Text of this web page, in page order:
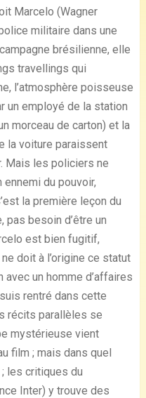
Marcelo (Wagner
militaire dans une
brésilienne, elle
travellings qui
l’atmosphère poisseuse
un employé de la station
morceau de carton) et la
la voiture paraissent
Mais les policiers ne
du pouvoir,
la première leçon du
pas besoin d’être un
est bien fugitif,
doit à l’origine ce statut
avec un homme d’affaires
rentré dans cette
récits parallèles se
mystérieuse vient
film ; mais dans quel
les critiques du
Inter) y trouve des